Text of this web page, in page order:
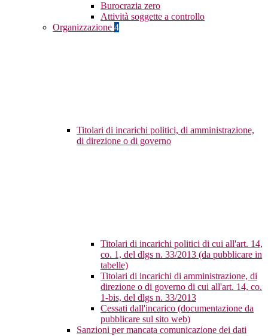
Burocrazia zero
Attività soggette a controllo
Organizzazione 4
Titolari di incarichi politici, di amministrazione,
di direzione o di governo
Titolari di incarichi politici di cui all'art. 14,
co. 1, del dlgs n. 33/2013 (da pubblicare in
tabelle)
Titolari di incarichi di amministrazione, di
direzione o di governo di cui all'art. 14, co.
1-bis, del dlgs n. 33/2013
Cessati dall'incarico (documentazione da
pubblicare sul sito web)
Sanzioni per mancata comunicazione dei dati